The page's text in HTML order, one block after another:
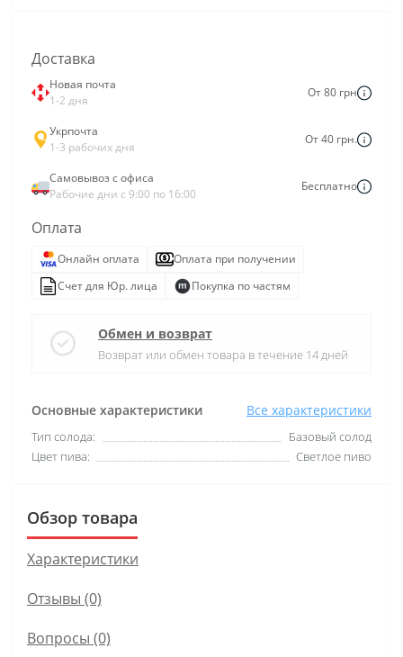
Основные характеристики Все характеристики
Тип солода:
Базовый солод
Цвет пива:
Светлое пиво
Доставка
Новая почта
1-2 дня
От 80 грн
Укрпочта
1-3 рабочих дня
От 40 грн.
Самовывоз с офиса
Рабочие дни с 9:00 по 16:00
Бесплатно
Оплата
Онлайн оплата
Оплата при получении
Счет для Юр. лица
Покупка по частям
Обмен и возврат
Возврат или обмен товара в течение 14 дней
Обзор товара
Характеристики
Отзывы (0)
Вопросы (0)